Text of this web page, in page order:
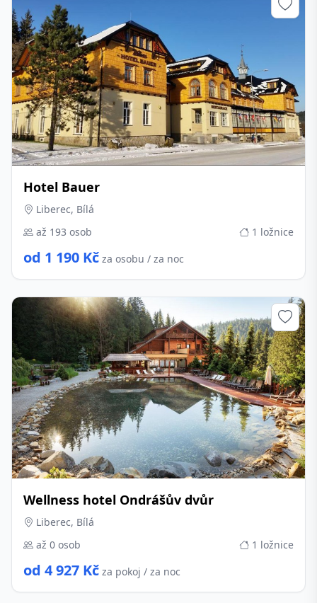
Hotel Bauer
Liberec, Bílá
až 193 osob
1 ložnice
od 1 190 Kč za osobu / za noc
Wellness hotel Ondrášův dvůr
Liberec, Bílá
až 0 osob
1 ložnice
od 4 927 Kč za pokoj / za noc